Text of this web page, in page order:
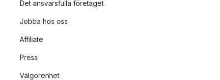
Det ansvarsfulla företaget
Jobba hos oss
Affiliate
Press
Välgörenhet